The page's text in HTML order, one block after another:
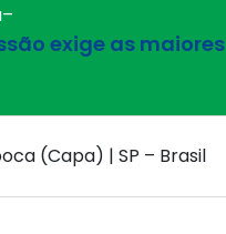
–
exige as maiores
(Capa) | SP – Brasil